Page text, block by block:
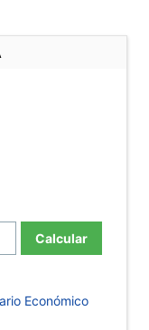
Calcular
Económico